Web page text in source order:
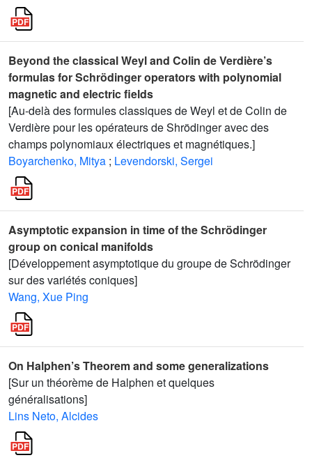
Beyond the classical Weyl and Colin de Verdière’s
formulas for Schrödinger operators with polynomial
magnetic and electric fields
[Au-delà des formules classiques de Weyl et de Colin de
Verdière pour les opérateurs de Shrödinger avec des
champs polynomiaux électriques et magnétiques.]
Boyarchenko, Mitya ; Levendorski, Sergei
Asymptotic expansion in time of the Schrödinger
group on conical manifolds
[Développement asymptotique du groupe de Schrödinger
sur des variétés coniques]
Wang, Xue Ping
On Halphen’s Theorem and some generalizations
[Sur un théorème de Halphen et quelques
généralisations]
Lins Neto, Alcides